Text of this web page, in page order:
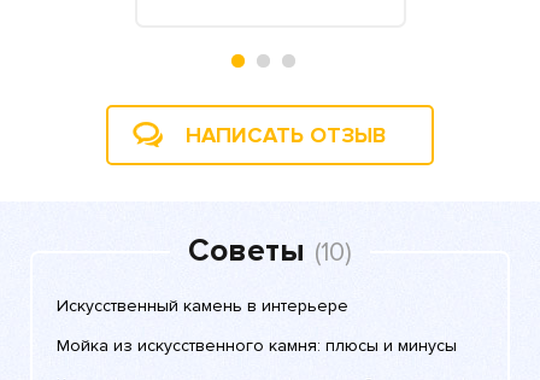
НАПИСАТЬ ОТЗЫВ
Советы (10)
Искусственный камень в интерьере
Мойка из искусственного камня: плюсы и минусы